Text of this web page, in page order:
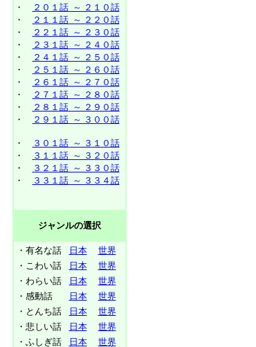
・
２０１話 ～ ２１０話
・
２１１話 ～ ２２０話
・
２２１話 ～ ２３０話
・
２３１話 ～ ２４０話
・
２４１話 ～ ２５０話
・
２５１話 ～ ２６０話
・
２６１話 ～ ２７０話
・
２７１話 ～ ２８０話
・
２８１話 ～ ２９０話
・
２９１話 ～ ３００話
・
３０１話 ～ ３１０話
・
３１１話 ～ ３２０話
・
３２１話 ～ ３３０話
・
３３１話 ～ ３３４話
ジャンルの選択
・有名な話 日本
世界
・こわい話
日本
世界
・わらい話
日本
世界
・感動話
日本
世界
・とんち話
日本
世界
・悲しい話
日本
世界
・ふしぎ話
日本
世界